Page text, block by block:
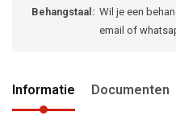
Behangstaal: Wil je een
email of
Informatie Documenten